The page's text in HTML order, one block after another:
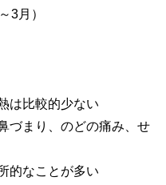
3月）
は比較的少ない
づまり、のどの痛み、せ
的なことが多い